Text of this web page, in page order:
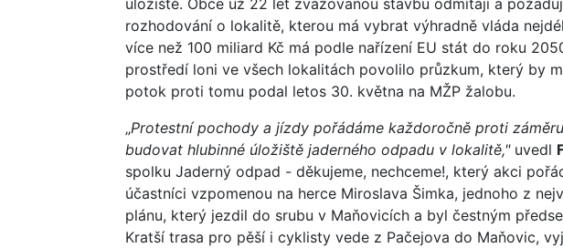
rozhodování o lokalitě, kterou má vybrat výhradně vláda
více než 100 miliard Kč má podle nařízení EU stát do roku
prostředí loni ve všech lokalitách povolilo průzkum, který by
potok proti tomu podal letos 30. května na MŽP žalobu.
„Protestní pochody a jízdy pořádáme každoročně proti
budovat hlubinné úložiště jaderného odpadu v lokalitě,"uvedl
spolku Jaderný odpad - děkujeme, nechceme!, který akci
účastníci vzpomenou na herce Miroslava Šimka, jednoho z
plánu, který jezdil do srubu v Maňovicích a byl čestným
Kratší trasa pro pěší i cyklisty vede z Pačejova do Maňovic,